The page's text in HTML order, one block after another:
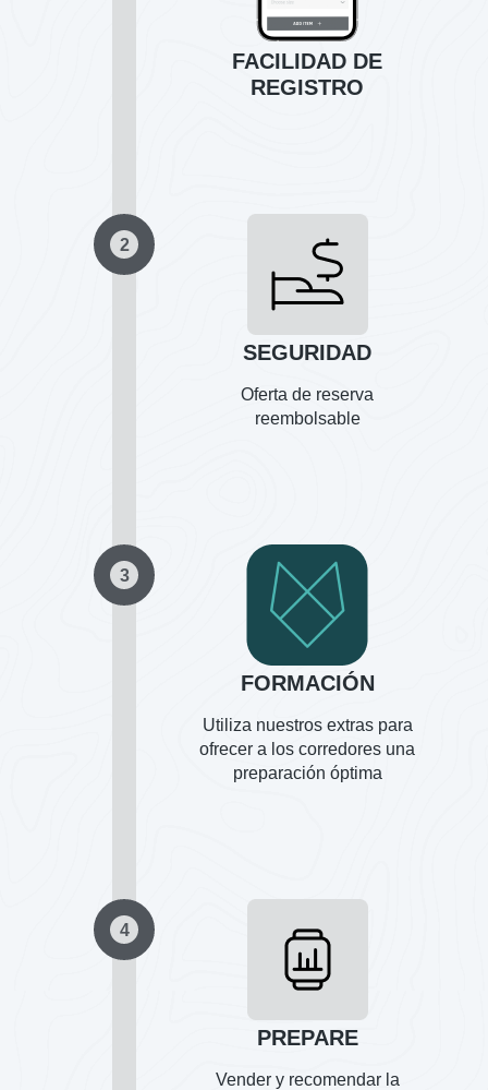
FACILIDAD DE
REGISTRO
2
SEGURIDAD
Oferta de reserva
reembolsable
3
FORMACIÓN
Utiliza nuestros extras para
ofrecer a los corredores una
preparación óptima
4
PREPARE
Vender y recomendar la